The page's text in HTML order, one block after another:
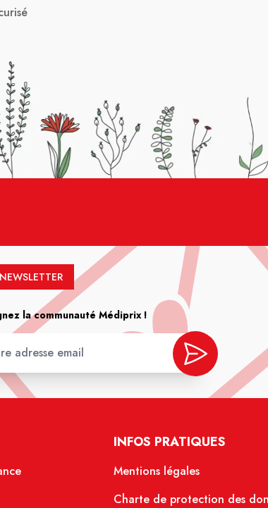
NEWSLETTER
la communauté Médiprix !
INFOS PRATIQUES
Mentions légales
Charte de protection des